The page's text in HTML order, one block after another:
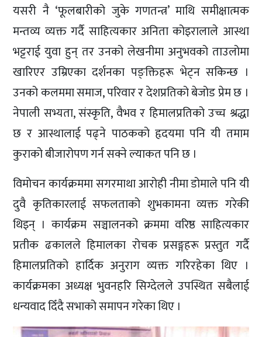
यसरी नै ‘फूलबारीको जुके गणतन्त्र’ माथि समीक्षात्मक
मन्तव्य व्यक्त गर्दै साहित्यकार अनिता कोइरालाले आस्था
भट्टराई युवा हुन् तर उनको लेखनीमा अनुभवको ताउलोमा
खारिएर उम्रिएका दर्शनका पङ्क्तिहरू भेट्न सकिन्छ ।
उनको कलममा समाज, परिवार र देशप्रतिको बेजोड प्रेम छ ।
नेपाली सभ्यता, संस्कृति, वैभव र हिमालप्रतिको उच्च श्रद्धा
छ र आस्थालाई पढ्ने पाठकको हृदयमा पनि यी तमाम
कुराको बीजारोपण गर्न सक्ने ल्याकत पनि छ ।
विमोचन कार्यक्रममा सगरमाथा आरोही नीमा डोमाले पनि यी
दुवै कृतिकारलाई सफलताको शुभकामना व्यक्त गरेकी
थिइन् । कार्यक्रम सञ्चालनको क्रममा वरिष्ठ साहित्यकार
प्रतीक ढकालले हिमालका रोचक प्रसङ्गहरू प्रस्तुत गर्दै
हिमालप्रतिको हार्दिक अनुराग व्यक्त गरिरहेका थिए ।
कार्यक्रमका अध्यक्ष भुवनहरि सिग्देलले उपस्थित सबैलाई
धन्यवाद दिँदै सभाको समापन गरेका थिए ।